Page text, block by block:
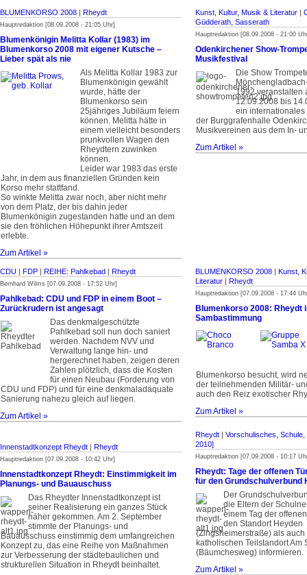
BLUMENKORSO 2008 | Rheydt
Hauptredaktion [08.09.2008 - 21:05 Uhr]
Blumenkönigin Melitta Kollar (1983) im
Blumenkorso 2008 mit eigener Kutsche –
Lieber spät als nie
Als Melitta Kollar 1983 zur
Blumenkönigin gewählt
wurde, hätte der
Blumenkorso sein
25jähriges Jubiläum feiern
können. Melitta hätte in
einem vielleicht besonders
prunkvollen Wagen den
Rheydtern zuwinken
können.
Leider war 1983 das erste
Jahr, in dem aus finanziellen Gründen kein
Korso mehr stattfand.
So winkte Melitta zwar noch, aber nicht mehr
von dem Platz, der bis dahin jeder
Blumenkönigin zugestanden hatte und an dem
sie den fröhlichen Höhepunkt ihrer Amtszeit
erlebte.
Zum Artikel »
Kunst, Kultur, Musik & Literatur |
Güdderath, Sasserath
Hauptredaktion [08.09.2008 - 21:00
Odenkirchener Show-
Musikfestival
Die Show
1992 veranstalten
12.09.2008 bis
ein internationales
der Burggrafenhalle
Musikvereinen aus dem In-
Zum Artikel »
CDU | FDP | REIHE: Pahlkebad | Rheydt
Bernhard Wilms [07.09.2008 - 17:52 Uhr]
Pahlkebad: CDU und FDP in einem Boot –
Zurückrudern ist angesagt
Das denkmalgeschützte
Pahlkebad soll nun doch saniert
werden. Nachdem NVV und
Verwaltung lange hin- und
hergerechnet haben, zeigen deren
Zahlen plötzlich, dass die Kosten
für einen Neubau (Forderung von
CDU und FDP) und für eine denkmaladäquate
Sanierung nahezu gleich auf liegen.
Zum Artikel »
BLUMENKORSO 2008 | Kunst,
Literatur | Rheydt
Hauptredaktion [07.09.2008 - 17:44
Blumenkorso 2008: Rheydt
Sambastimmung
Blumenkorso besucht, wird
der teilnehmenden Militär-
auch den Reiz exotischer
Zum Artikel »
Innenstadtkonzept Rheydt | Rheydt
Hauptredaktion [07.09.2008 - 10:42 Uhr]
Innenstadtkonzept Rheydt: Einstimmigkeit im
Planungs- und Bauauschuss
Das Rheydter Innenstadtkonzept ist
seiner Realisierung ein ganzes Stück
näher gekommen. Am 2. September
stimmte der Planungs- und
Bauausschuss einstimmig dem umfangreichen
Konzept zu, das eine Reihe von Maßnahmen
zur Verbesserung der städtebaulichen und
strukturellen Situation in Rheydt beinhaltet.
Rheydt | Vorschulisches,
2010]
Hauptredaktion [07.09.2008 - 10:17
Rheydt: Tage der offenen
für den Grundschulverbund
Der
die Eltern der
einem Tag der
den Standort Heyden
(Zingsheimerstraße) als
katholischen Teilstandort Am
(Bäumchesweg) informieren.
Zum Artikel »